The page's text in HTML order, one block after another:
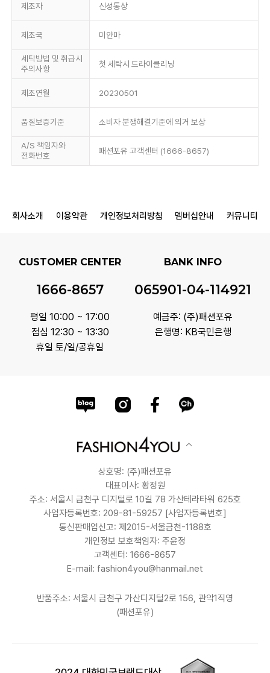
제조자 신성통상
제조국 미얀마
세탁방법 및 취급시
주의사항
첫 세탁시 드라이클리닝
제조연월 20230501
품질보증기준 소비자 분쟁해결기준에 의거 보상
A/S 책임자와
전화번호
패션포유 고객센터 (1666-8657)
회사소개 이용약관 개인정보처리방침 멤버십안내 커뮤니티
CUSTOMER CENTER
1666-8657
평일 10:00 ~ 17:00
점심 12:30 ~ 13:30
휴일 토/일/공휴일
BANK INFO
065901-04-114921
예금주: (주)패션포유
은행명: KB국민은행
상호명: (주)패션포유
대표이사: 황정원
주소: 서울시 금천구 디지털로 10길 78 가산테라타워 625호
사업자등록번호: 209-81-59257 [사업자등록번호]
통신판매업신고: 제2015-서울금천-1188호
개인정보 보호책임자: 주윤정
고객센터: 1666-8657
E-mail: fashion4you@hanmail.net
반품주소: 서울시 금천구 가산디지털2로 156, 관악1직영
(패션포유)